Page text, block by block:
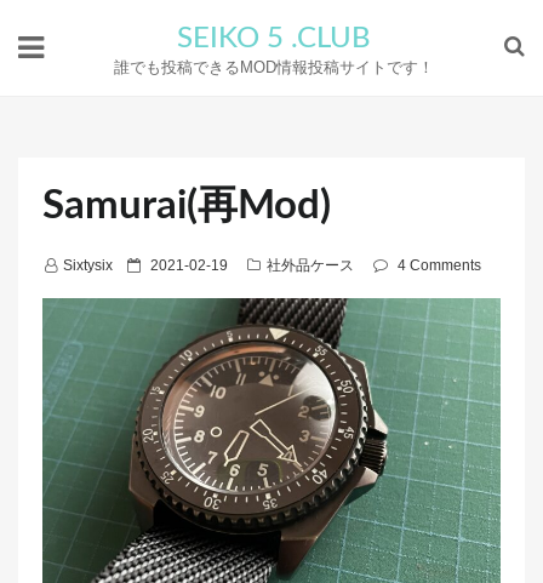
SEIKO 5 .CLUB
誰でも投稿できるMOD情報投稿サイトです！
Samurai(再Mod)
Sixtysix
P
e
d
o
n
2021-02-19 社外品ケース 4 Comments